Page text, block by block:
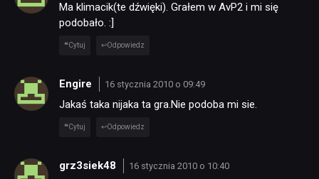
Ma klimacik(te dźwięki). Grałem w AvP2 i mi się
podobało. :]
Cytuj Odpowiedz
Engire 16 stycznia 2010 o 09:49
Jakaś taka nijaka ta gra.Nie podoba mi sie.
Cytuj Odpowiedz
grz3siek48 16 stycznia 2010 o 10:40